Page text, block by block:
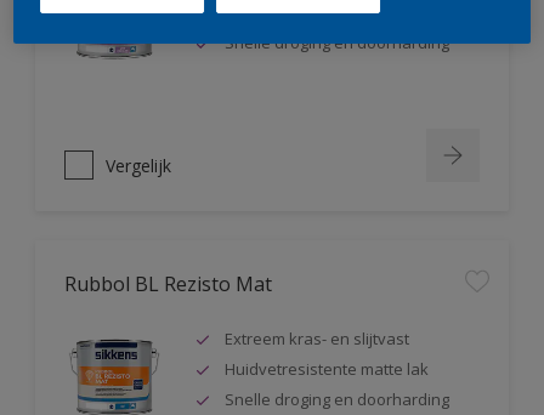
Huidvetresistente zijdeglanslak
Snelle droging en doorharding
Vergelijk
Rubbol BL Rezisto Mat
Extreem kras- en slijtvast
Huidvetresistente matte lak
Snelle droging en doorharding